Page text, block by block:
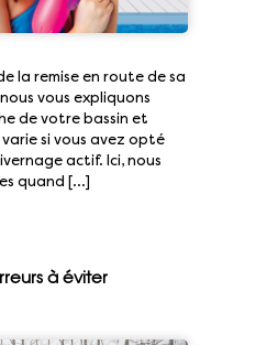
la remise en route de sa
vous expliquons
de votre bassin et
si vous avez opté
actif. Ici, nous
quand […]
à éviter